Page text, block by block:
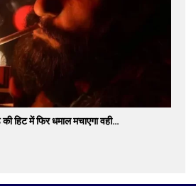
हिट में फिर धमाल मचाएगा वही…